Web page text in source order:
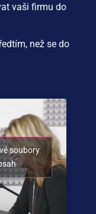
vaši firmu do
než se do
soubory